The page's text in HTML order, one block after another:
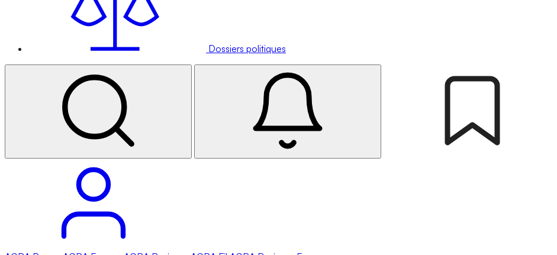
Dossiers politiques